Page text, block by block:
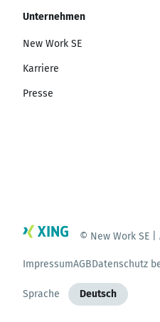
Unternehmen
New Work SE
Karriere
Presse
© New Work SE
ImpressumAGBDatenschutz
Sprache Deutsch